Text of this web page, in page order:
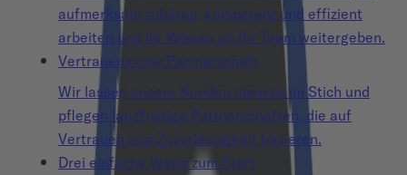
aufmerksam zuhören, kompetent und effizient
arbeiten und ihr Wissen an Ihr Team weitergeben.
Vertrauensvolle Partnerschaft
Wir lassen unsere Kunden niemals im Stich und
pflegen langfristige Partnerschaften, die auf
Vertrauen und Zuverlässigkeit basieren.
Drei einfache Wege zum Start